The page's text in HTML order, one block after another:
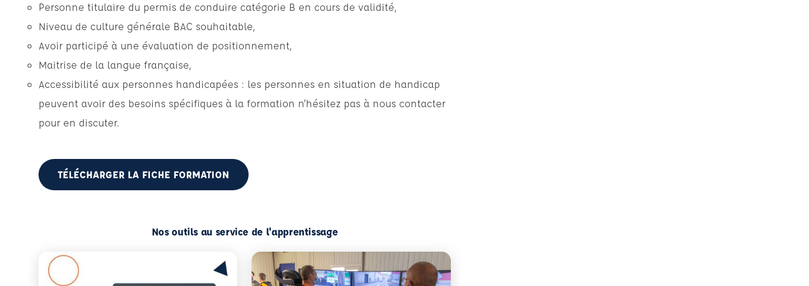
Personne titulaire du permis de conduire catégorie B en cours de validité,
Niveau de culture générale BAC souhaitable,
Avoir participé à une évaluation de positionnement,
Maitrise de la langue française,
Accessibilité aux personnes handicapées : les personnes en situation de handicap
peuvent avoir des besoins spécifiques à la formation n’hésitez pas à nous contacter
pour en discuter.
TÉLÉCHARGER LA FICHE FORMATION
Nos outils au service de l'apprentissage